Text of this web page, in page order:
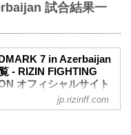
試合結果一
7 in Azerbaijan
- RIZIN FIGHTING
オフィシャルサイト
ガール・ケラモフ vs. 鈴木
jp.rizinff.com